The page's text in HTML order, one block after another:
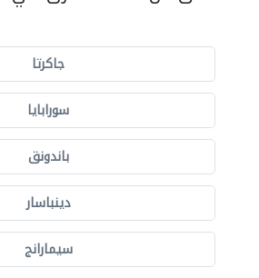
جاكرتا
سورابايا
باندونق
دينباسار
سيمارانج